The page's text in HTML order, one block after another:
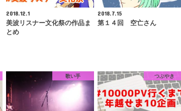
2018.12.1
美波リスナー文化祭の作品ま
とめ
2018.7.15
第１４回 空亡さん
歌い手 つぶやき